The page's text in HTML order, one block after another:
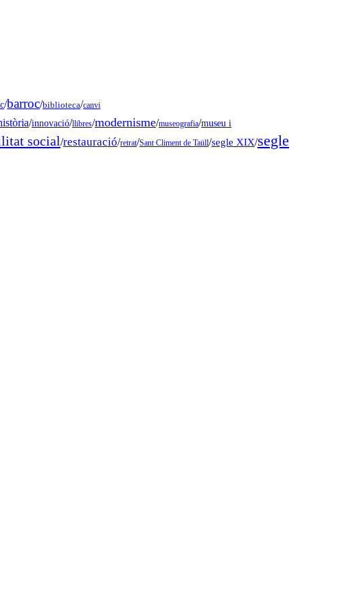
/barroc/biblioteca/canvi
/innovació/llibres/modernisme/museografia/museu i
social/restauració/retrat/Sant Climent de Taüll/segle XIX/segle